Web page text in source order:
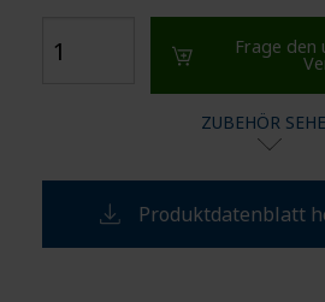
Frage den
ZUBEHÖR
Produktdatenblatt